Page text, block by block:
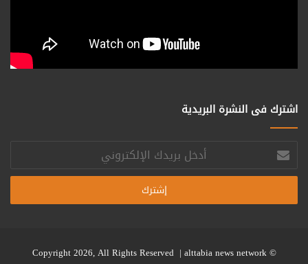
اشترك فى النشرة البريدية
أدخل
بريدك
الإلكتروني
© Copyright 2026, All Rights Reserved |
alttabia news network